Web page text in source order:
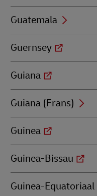
Guatemala
Guernsey
Guiana
Guiana (Frans)
Guinea
Guinea-Bissau
Guinea-Equatoriaal